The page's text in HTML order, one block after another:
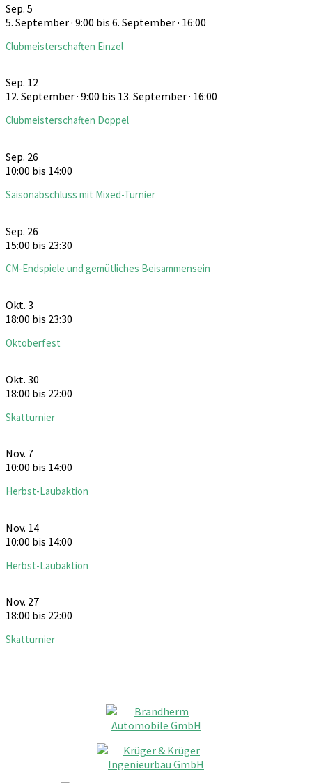
Sep. 5
5. September · 9:00 bis 6. September · 16:00
Clubmeisterschaften Einzel
Sep. 12
12. September · 9:00 bis 13. September · 16:00
Clubmeisterschaften Doppel
Sep. 26
10:00 bis 14:00
Saisonabschluss mit Mixed-Turnier
Sep. 26
15:00 bis 23:30
CM-Endspiele und gemütliches Beisammensein
Okt. 3
18:00 bis 23:30
Oktoberfest
Okt. 30
18:00 bis 22:00
Skatturnier
Nov. 7
10:00 bis 14:00
Herbst-Laubaktion
Nov. 14
10:00 bis 14:00
Herbst-Laubaktion
Nov. 27
18:00 bis 22:00
Skatturnier